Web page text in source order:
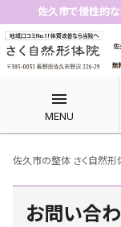
佐久市で慢性的な
menu
MENU
佐久市の整体 さく自然形
お問い合